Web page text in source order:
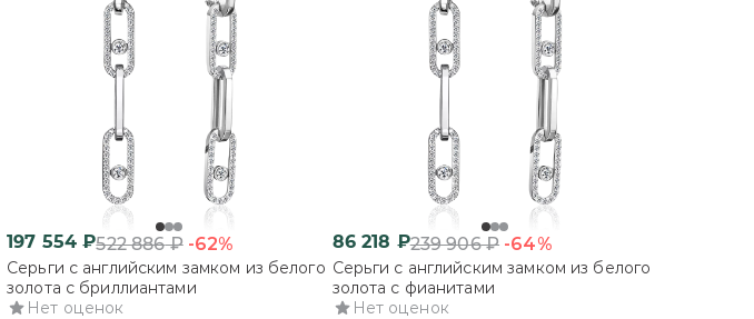
197 554 ₽522 886₽ -62%
Серьги с английским замком из белого
золота с бриллиантами
Нет оценок
86 218 ₽239 906₽ -64%
Серьги с английским замком из белого
золота с фианитами
Нет оценок